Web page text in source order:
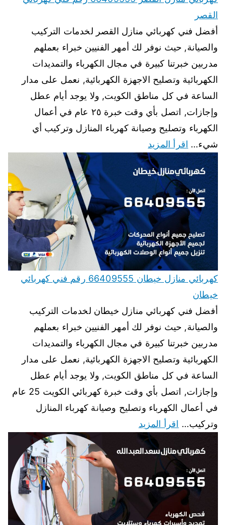
القصر
أفضل فني كهربائي منازل القصر لخدمات التركيب
والصيانة, حيث نوفر لك أمهر الفنيين خبراء بعملهم
مدربين خبرتنا كبيرة في مجال الكهرباء والتمديدات
الكهربائية وتصليح الاجهزة الكهربائية, نعمل على مدار
الساعة في كل مناطق الكويت, ولا يوجد أيام عطل
وإجازات, اتصل بأي وقت خبرة ٢٥ عام في أعمال
الكهرباء وتصليح وصيانة كهرباء المنازل وتركيب أي
شيء… اقرأ المزيد
كهربائي منازل خيطان 66409555 رقم فني كهربائي
خيطان
أفضل فني كهربائي منازل خيطان لخدمات التركيب
والصيانة, حيث نوفر لك أمهر الفنيين خبراء بعملهم
مدربين خبرتنا كبيرة في مجال الكهرباء والتمديدات
الكهربائية وتصليح الاجهزة الكهربائية, نعمل على مدار
الساعة في كل مناطق الكويت, ولا يوجد أيام عطل
وإجازات, اتصل بأي وقت خبرة كهربائي الكويت 25 عام
في أعمال الكهرباء وتصليح وصيانة كهرباء المنازل
وتركيب… اقرأ المزيد